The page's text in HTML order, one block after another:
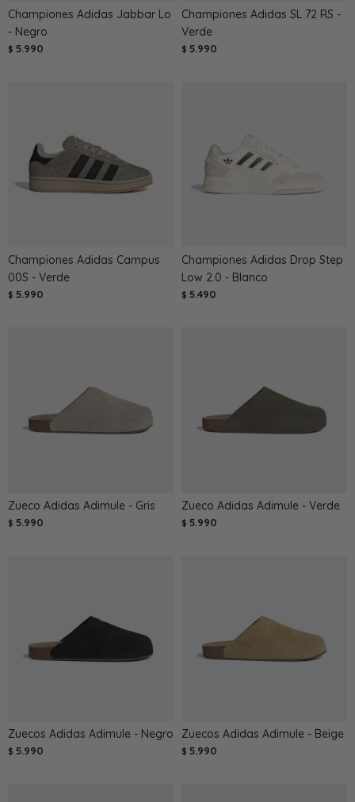
Championes Adidas Jabbar Lo
- Negro
$ 5.990
Championes Adidas SL 72 RS -
Verde
$ 5.990
Championes Adidas Campus
00S - Verde
$ 5.990
Championes Adidas Drop Step
Low 2.0 - Blanco
$ 5.490
Zueco Adidas Adimule - Gris
$ 5.990
Zueco Adidas Adimule - Verde
$ 5.990
Zuecos Adidas Adimule - Negro
$ 5.990
Zuecos Adidas Adimule - Beige
$ 5.990